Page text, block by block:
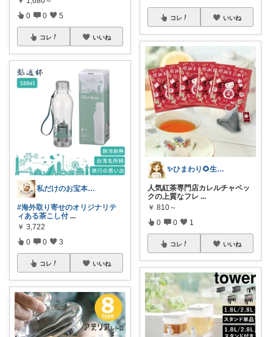
0 0 5
コレ いいね
私だけのお宝本舗🍀経由購入いつも感謝！
#海外取り寄せのオリジナリテ
ィある茶こし付 ...
￥ 3,722
0 0 3
コレ いいね
コレ いいね
✨ひまわり🌻生活雑貨・純喫茶✨
人気紅茶専門店カレルチャペッ
クの上質なフレ ...
￥ 810～
0 0 1
コレ いいね